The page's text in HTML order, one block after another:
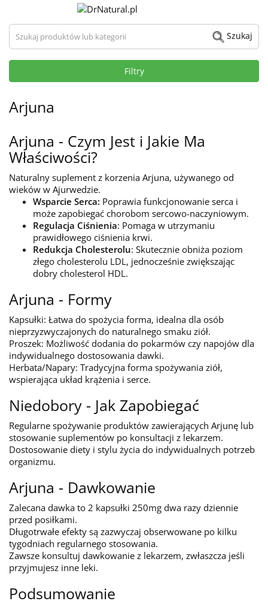
Szukaj produktów lub kategorii Szukaj
Filtry
Arjuna
Arjuna - Czym Jest i Jakie Ma
Właściwości?
Naturalny suplement z korzenia Arjuna, używanego od
wieków w Ajurwedzie.
Wsparcie Serca: Poprawia funkcjonowanie serca i
może zapobiegać chorobom sercowo-naczyniowym.
Regulacja Ciśnienia: Pomaga w utrzymaniu
prawidłowego ciśnienia krwi.
Redukcja Cholesterolu: Skutecznie obniża poziom
złego cholesterolu LDL, jednocześnie zwiększając
dobry cholesterol HDL.
Arjuna - Formy
Kapsułki: Łatwa do spożycia forma, idealna dla osób
nieprzyzwyczajonych do naturalnego smaku ziół.
Proszek: Możliwość dodania do pokarmów czy napojów dla
indywidualnego dostosowania dawki.
Herbata/Napary: Tradycyjna forma spożywania ziół,
wspierająca układ krążenia i serce.
Niedobory - Jak Zapobiegać
Regularne spożywanie produktów zawierających Arjunę lub
stosowanie suplementów po konsultacji z lekarzem.
Dostosowanie diety i stylu życia do indywidualnych potrzeb
organizmu.
Arjuna - Dawkowanie
Zalecana dawka to 2 kapsułki 250mg dwa razy dziennie
przed posiłkami.
Długotrwałe efekty są zazwyczaj obserwowane po kilku
tygodniach regularnego stosowania.
Zawsze konsultuj dawkowanie z lekarzem, zwłaszcza jeśli
przyjmujesz inne leki.
Podsumowanie